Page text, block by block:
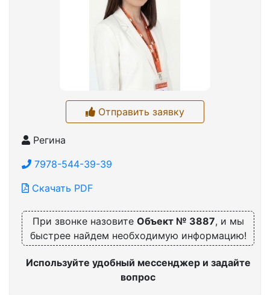
Отправить заявку
Регина
7978-544-39-39
Скачать PDF
При звонке назовите Объект № 3887, и мы
быстрее найдем необходимую информацию!
Используйте удобный мессенджер и задайте
вопрос